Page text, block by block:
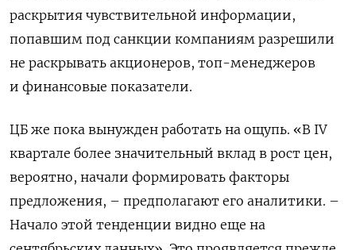
раскрытия чувствительной информации,
попавшим под санкции компаниям разрешили
не раскрывать акционеров, топ-менеджеров
и финансовые показатели.
ЦБ же пока вынужден работать на ощупь. «В IV
квартале более значительный вклад в рост цен,
вероятно, начали формировать факторы
предложения, – предполагают его аналитики. –
Начало этой тенденции видно еще на